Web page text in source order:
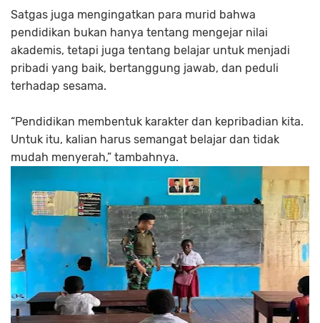
Satgas juga mengingatkan para murid bahwa
pendidikan bukan hanya tentang mengejar nilai
akademis, tetapi juga tentang belajar untuk menjadi
pribadi yang baik, bertanggung jawab, dan peduli
terhadap sesama.
“Pendidikan membentuk karakter dan kepribadian kita.
Untuk itu, kalian harus semangat belajar dan tidak
mudah menyerah,” tambahnya.